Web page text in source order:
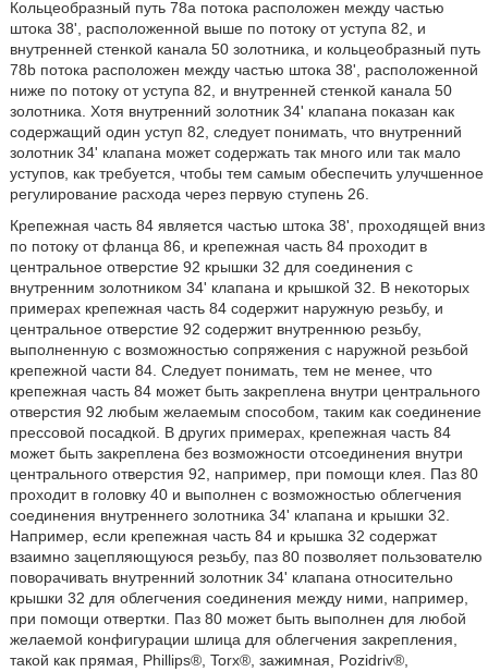
Кольцеобразный путь 78a потока расположен между частью
штока 38', расположенной выше по потоку от уступа 82, и
внутренней стенкой канала 50 золотника, и кольцеобразный путь
78b потока расположен между частью штока 38', расположенной
ниже по потоку от уступа 82, и внутренней стенкой канала 50
золотника. Хотя внутренний золотник 34' клапана показан как
содержащий один уступ 82, следует понимать, что внутренний
золотник 34' клапана может содержать так много или так мало
уступов, как требуется, чтобы тем самым обеспечить улучшенное
регулирование расхода через первую ступень 26.
Крепежная часть 84 является частью штока 38', проходящей вниз
по потоку от фланца 86, и крепежная часть 84 проходит в
центральное отверстие 92 крышки 32 для соединения с
внутренним золотником 34' клапана и крышкой 32. В некоторых
примерах крепежная часть 84 содержит наружную резьбу, и
центральное отверстие 92 содержит внутреннюю резьбу,
выполненную с возможностью сопряжения с наружной резьбой
крепежной части 84. Следует понимать, тем не менее, что
крепежная часть 84 может быть закреплена внутри центрального
отверстия 92 любым желаемым способом, таким как соединение
прессовой посадкой. В других примерах, крепежная часть 84
может быть закреплена без возможности отсоединения внутри
центрального отверстия 92, например, при помощи клея. Паз 80
проходит в головку 40 и выполнен с возможностью облегчения
соединения внутреннего золотника 34' клапана и крышки 32.
Например, если крепежная часть 84 и крышка 32 содержат
взаимно зацепляющуюся резьбу, паз 80 позволяет пользователю
поворачивать внутренний золотник 34' клапана относительно
крышки 32 для облегчения соединения между ними, например,
при помощи отвертки. Паз 80 может быть выполнен для любой
желаемой конфигурации шлица для облегчения закрепления,
такой как прямая, Phillips®, Torx®, зажимная, Pozidriv®,